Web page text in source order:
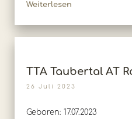
Weiterlesen
TTA Taubertal AT
26 Juli 2023
Geboren: 17.07.2023